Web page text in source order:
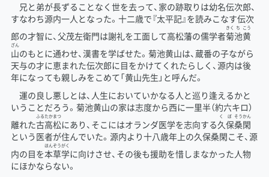
兄と弟が長ずることなく世を去って、家の跡取りは幼名伝次郎、
すなわち源内一人となった。十二歳で『太平記』を読みこなす伝次
郎の才智に、父茂左衛門は謝礼を工面して高松藩の儒学者菊
きく
池
ち
黄
こう
山
ざん
のもとに通わせ、漢書を学ばせた。菊池黄山は、蔵番の子ながら
天与の才に恵まれた伝次郎に目をかけてくれたらしく、源内は後
年になっても親しみをこめて「黄山先生」と呼んだ。
運の良し悪しとは、人生においていかなる人と巡り逢えるかと
いうことだろう。菊池黄山の家は志度から西に一里半（約六キロ）
離れた古
ふる
高
たか
松
まつ
にあり、そこにはオランダ医学を志向する久
く
保
ぼ
桑
そう
閑
かん
という医者が住んでいた。源内より十八歳年上の久保桑閑こそ、源
内の目を本
ほん
草
ぞう
学
がく
に向けさせ、その後も援助を惜しまなかった人物
にほかならない。